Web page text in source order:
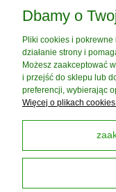
Dbamy o
Pliki cookies i
działanie strony i
Możesz zaakceptować
i przejść do sklepu lub
preferencji, wybierając
Więcej o plikach